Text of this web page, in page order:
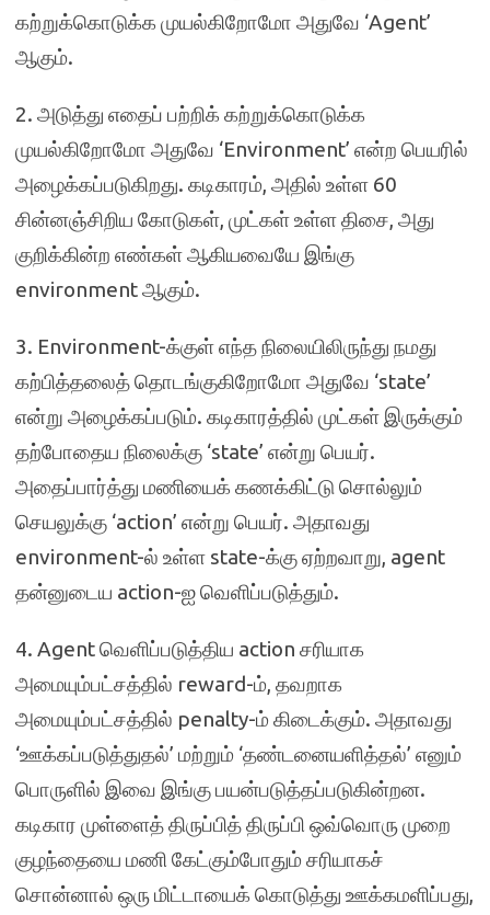
கற்றுக்கொடுக்க முயல்கிறோமோ அதுவே ‘Agent’
ஆகும்.
2. அடுத்து எதைப் பற்றிக் கற்றுக்கொடுக்க
முயல்கிறோமோ அதுவே ‘Environment’ என்ற பெயரில்
அழைக்கப்படுகிறது. கடிகாரம், அதில் உள்ள 60
சின்னஞ்சிறிய கோடுகள், முட்கள் உள்ள திசை, அது
குறிக்கின்ற எண்கள் ஆகியவையே இங்கு
environment ஆகும்.
3. Environment-க்குள் எந்த நிலையிலிருந்து நமது
கற்பித்தலைத் தொடங்குகிறோமோ அதுவே ‘state’
என்று அழைக்கப்படும். கடிகாரத்தில் முட்கள் இருக்கும்
தற்போதைய நிலைக்கு ‘state’ என்று பெயர்.
அதைப்பார்த்து மணியைக் கணக்கிட்டு சொல்லும்
செயலுக்கு ‘action’ என்று பெயர். அதாவது
environment-ல் உள்ள state-க்கு ஏற்றவாறு, agent
தன்னுடைய action-ஐ வெளிப்படுத்தும்.
4. Agent வெளிப்படுத்திய action சரியாக
அமையும்பட்சத்தில் reward-ம், தவறாக
அமையும்பட்சத்தில் penalty-ம் கிடைக்கும். அதாவது
‘ஊக்கப்படுத்துதல்’ மற்றும் ‘தண்டனையளித்தல்’ எனும்
பொருளில் இவை இங்கு பயன்படுத்தப்படுகின்றன.
கடிகார முள்ளைத் திருப்பித் திருப்பி ஒவ்வொரு முறை
குழந்தையை மணி கேட்கும்போதும் சரியாகச்
சொன்னால் ஒரு மிட்டாயைக் கொடுத்து ஊக்கமளிப்பது,